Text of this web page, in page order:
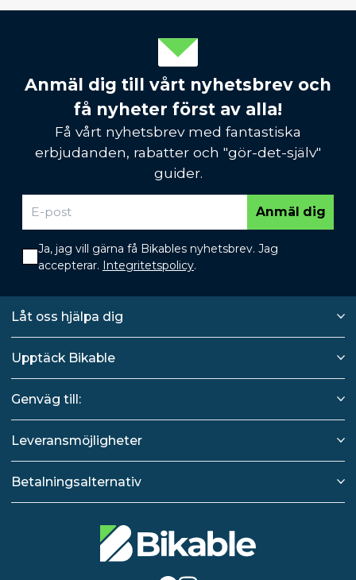
Anmäl dig till vårt nyhetsbrev och
få nyheter först av alla!
Få vårt nyhetsbrev med fantastiska
erbjudanden, rabatter och "gör-det-själv"
guider.
Anmäl dig
Ja, jag vill gärna få Bikables nyhetsbrev. Jag
accepterar. Integritetspolicy.
Låt oss hjälpa dig
Upptäck Bikable
Genväg till:
Leveransmöjligheter
Betalningsalternativ